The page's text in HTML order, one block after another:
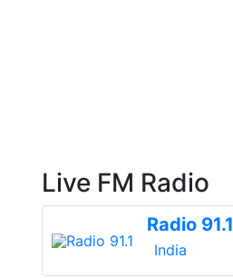
Live FM Radio
Radio 91.1
India